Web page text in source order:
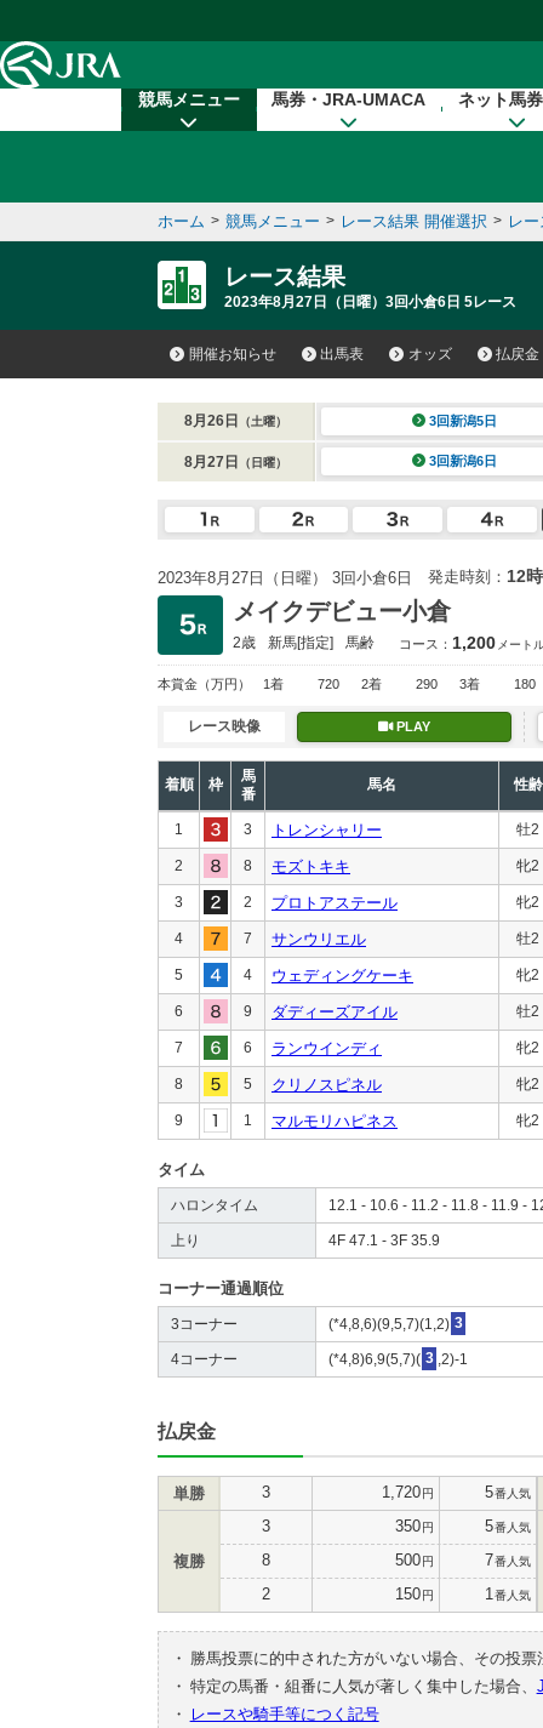
競馬メニュー 馬券・JRA-UMACA ネット馬
ホーム > 競馬メニュー > レース結果 開催選択 > レ
レース結果
2023年8月27日（日曜）3回小倉6日 5レース
開催お知らせ 出馬表 オッズ 払戻金
8月26日 （土曜） 3回新潟5日
8月27日 （日曜） 3回新潟6日
2023年8月27日（日曜） 3回小倉6日 発走時刻： 12
メイクデビュー小倉
2歳 新馬[指定] 馬齢 コース： 1,200 メート
本賞金 （万円） 1着 720 2着 290 3着 180
レース映像 PLAY
着順 枠
馬
番
馬名 性齢
1 3 トレンシャリー 牡2
2 8 モズトキキ 牝2
3 2 プロトアステール 牝2
4 7 サンウリエル 牡2
5 4 ウェディングケーキ 牝2
6 9 ダディーズアイル 牡2
7 6 ランウインディ 牝2
8 5 クリノスピネル 牝2
9 1 マルモリハピネス 牝2
タイム
ハロンタイム 12.1 - 10.6 - 11.2 - 11.8 - 11.9 -
上り 4F 47.1 - 3F 35.9
コーナー通過順位
3コーナー (*4,8,6)(9,5,7)(1,2) 3
4コーナー (*4,8)6,9(5,7)( 3 ,2)-1
払戻金
単勝 3 1,720円 5番人気
複勝
3 350円 5番人気
8 500円 7番人気
2 150円 1 番人気
・
勝馬投票に的中された方がいない場合、その投
・ 特定の馬番・組番に人気が著しく集中した場合、
・
レースや騎手等につく記号